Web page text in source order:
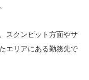
スクンビット方面やサ
エリアにある勤務先で